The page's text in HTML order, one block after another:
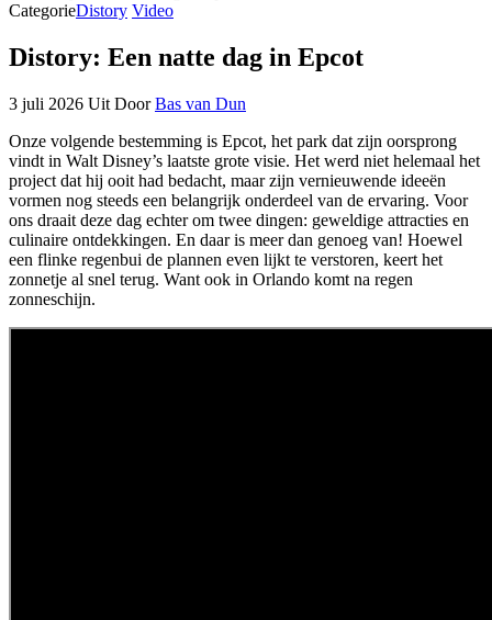
CategorieDistory Video
Distory: Een natte dag in Epcot
3 juli 2026 Uit Door Bas van Dun
Onze volgende bestemming is Epcot, het park dat zijn oorsprong
vindt in Walt Disney’s laatste grote visie. Het werd niet helemaal het
project dat hij ooit had bedacht, maar zijn vernieuwende ideeën
vormen nog steeds een belangrijk onderdeel van de ervaring. Voor
ons draait deze dag echter om twee dingen: geweldige attracties en
culinaire ontdekkingen. En daar is meer dan genoeg van! Hoewel
een flinke regenbui de plannen even lijkt te verstoren, keert het
zonnetje al snel terug. Want ook in Orlando komt na regen
zonneschijn.